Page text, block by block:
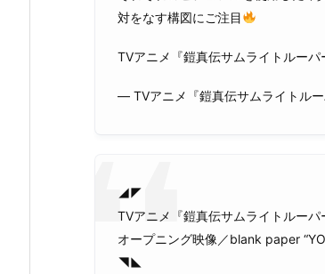
対をなす構図にご注目
TVアニメ『鎧真伝サムライトルー
— TVアニメ『鎧真伝サムライトル
◢◤
TVアニメ『鎧真伝サムライトルーパ
オープニング映像／blank paper
◥◣